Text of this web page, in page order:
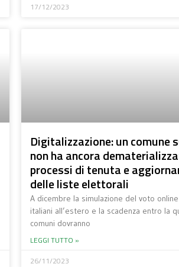
17/12/2023
Digitalizzazione: un comune
non ha ancora
processi di tenuta e
delle liste elettorali
A dicembre la simulazione del voto
italiani all’estero e la scadenza entro la
comuni dovranno
LEGGI TUTTO »
26/11/2023